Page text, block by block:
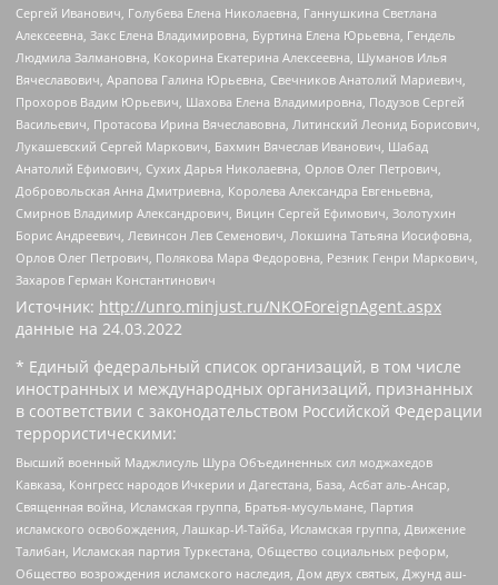
Сергей Иванович, Голубева Елена Николаевна, Ганнушкина Светлана
Алексеевна, Закс Елена Владимировна, Буртина Елена Юрьевна, Гендель
Людмила Залмановна, Кокорина Екатерина Алексеевна, Шуманов Илья
Вячеславович, Арапова Галина Юрьевна, Свечников Анатолий Мариевич,
Прохоров Вадим Юрьевич, Шахова Елена Владимировна, Подузов Сергей
Васильевич, Протасова Ирина Вячеславовна, Литинский Леонид Борисович,
Лукашевский Сергей Маркович, Бахмин Вячеслав Иванович, Шабад
Анатолий Ефимович, Сухих Дарья Николаевна, Орлов Олег Петрович,
Добровольская Анна Дмитриевна, Королева Александра Евгеньевна,
Смирнов Владимир Александрович, Вицин Сергей Ефимович, Золотухин
Борис Андреевич, Левинсон Лев Семенович, Локшина Татьяна Иосифовна,
Орлов Олег Петрович, Полякова Мара Федоровна, Резник Генри Маркович,
Захаров Герман Константинович
Источник: http://unro.minjust.ru/NKOForeignAgent.aspx
данные на 24.03.2022
* Единый федеральный список организаций, в том числе
иностранных и международных организаций, признанных
в соответствии с законодательством Российской Федерации
террористическими:
Высший военный Маджлисуль Шура Объединенных сил моджахедов
Кавказа, Конгресс народов Ичкерии и Дагестана, База, Асбат аль-Ансар,
Священная война, Исламская группа, Братья-мусульмане, Партия
исламского освобождения, Лашкар-И-Тайба, Исламская группа, Движение
Талибан, Исламская партия Туркестана, Общество социальных реформ,
Общество возрождения исламского наследия, Дом двух святых, Джунд аш-